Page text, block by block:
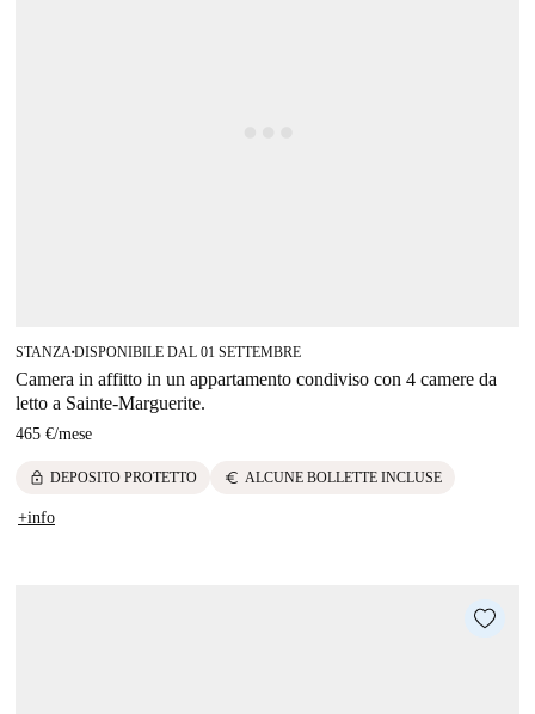
STANZA ■DISPONIBILE DAL 01 SETTEMBRE
Camera in affitto in un appartamento condiviso con 4 camere da
letto a Sainte-Marguerite.
465 €/mese
lock DEPOSITO PROTETTO euro ALCUNE BOLLETTE INCLUSE
+info